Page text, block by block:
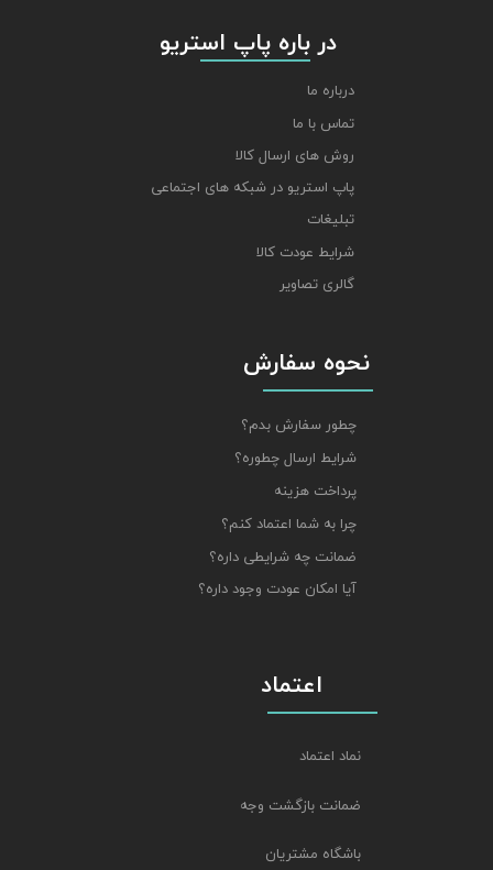
نحوه سفارش
چطور سفارش بدم؟
شرایط ارسال چطوره؟
پرداخت هزینه
چرا به شما اعتماد کنم؟
ضمانت چه شرایطی داره؟
آیا امکان عودت وجود داره؟
اعتماد
نماد اعتماد
ضمانت بازگشت وجه
باشگاه مشتریان
​​​​​​​ در باره پاپ استریو
درباره ما
تماس با ما
روش های ارسال کالا
پاپ استریو در شبکه های اجتماعی
تبلیغات
شرایط عودت کالا
گالری تصاویر